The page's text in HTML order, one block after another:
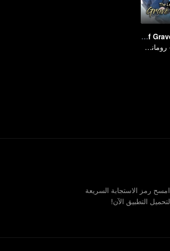
The Legend of Grave Keepers
زي تقليدي · رومانسي · قصة
امسح رمز الاستجابة السريعة
لتحميل التطبيق الآن!